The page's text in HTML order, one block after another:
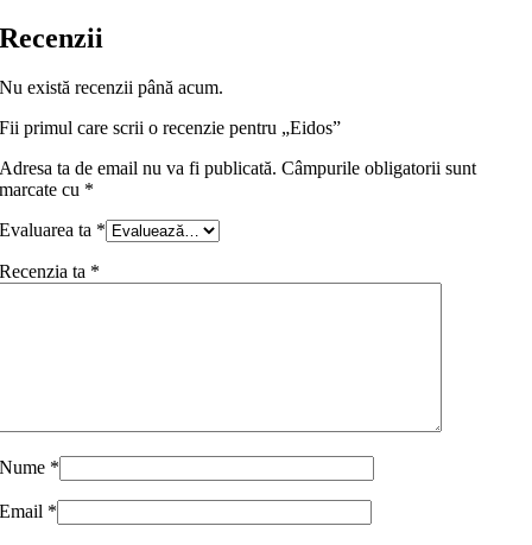
Recenzii
Nu există recenzii până acum.
Fii primul care scrii o recenzie pentru „Eidos”
Adresa ta de email nu va fi publicată. Câmpurile obligatorii sunt
marcate cu *
Evaluarea ta *
Recenzia ta *
Nume *
Email *